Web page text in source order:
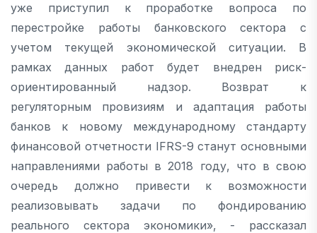
уже приступил к проработке вопроса по
перестройке работы банковского сектора с
учетом текущей экономической ситуации. В
рамках данных работ будет внедрен риск-
ориентированный надзор. Возврат к
регуляторным провизиям и адаптация работы
банков к новому международному стандарту
финансовой отчетности IFRS-9 станут основными
направлениями работы в 2018 году, что в свою
очередь должно привести к возможности
реализовывать задачи по фондированию
реального сектора экономики», - рассказал